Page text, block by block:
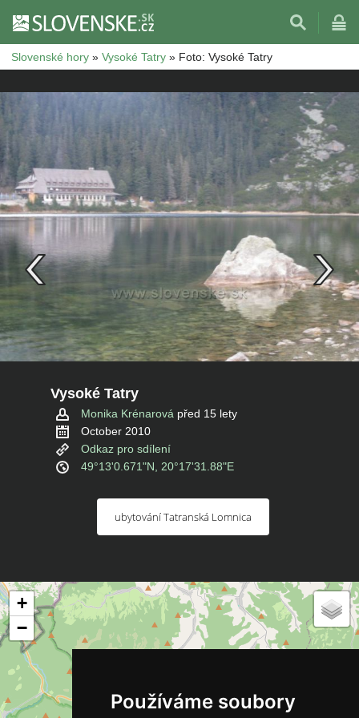
Používáme soubory
Slovenské hory » Vysoké Tatry » Foto: Vysoké Tatry
Vysoké Tatry
Monika Krénarová před 15 lety
October 2010
Odkaz pro sdílení
49°13'0.671"N, 20°17'31.88"E
ubytování Tatranská Lomnica
+
−